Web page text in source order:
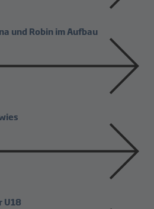
und Robin im Aufbau
U18